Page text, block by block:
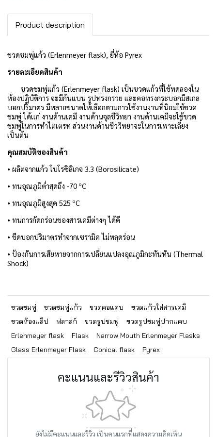
Product description
ขวดชมพู่แก้ว (Erlenmeyer flask), ยี่ห้อ Pyrex
รายละเอียดสินค้า
ขวดชมพู่แก้ว (Erlenmeyer flask) เป็นขวดแก้วที่ใช้ทดลองใน
ห้องปฏิบัติการ จะมีก้นแบน รูปทรงกรวย และคอทรงกระบอกมีสเกล
บอกปริมาตร มีหลายขนาดให้เลือกตามการใช้งานงานที่นิยมใช้ขวด
ชมพู่ ได้เเก่ งานด้านเคมี งานด้านจุลชีวิทยา งานด้านเคมีจะใช้ขวด
ชมพู่ในการทำไตเตรท ส่วนงานด้านชีววิทยาจะในการเพาะเลี้ยง
เป็นต้น
คุณสมบัติของสินค้า
• ผลิตจากแก้ว โบโรซิลิเกจ 3.3 (Borosilicate)
• ทนอุณภูมิต่ำสุดถึง -70 ºC
• ทนอุณภูมิสูงสุด 525 ºC
• ทนการกัดกร่อนของสารเคมีต่างๆ ได้ดี
• ขีดบอกปริมาตรทำจากเซรามิค ไม่หลุดร่อน
• ป้องกันการเสียหายจากการเปลี่ยนแปลงอุณภูมิกะทันหัน (Thermal
Shock)
ขวดชมพู่ ขวดชมพู่แก้ว ขวดคอแคบ
ขวดแก้วใส่สารเคมี
ขวดห้องแล็ป
ฟลาสก์ ขวดรูปชมพู่
ขวดรูปชมพู่ปากแคบ
Erlenmeyer flask
Flask
Narrow Mouth Erlenmeyer Flasks
Glass Erlenmeyer Flask
Conical flask Pyrex
คะแนนและรีวิวสินค้า
ยังไม่มีคะแนนและรีวิว เป็นคนแรกที่แสดงความคิดเห็น